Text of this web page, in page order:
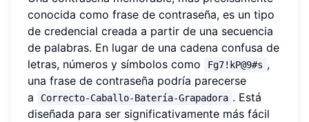
conocida como frase de contraseña, es un tipo
de credencial creada a partir de una secuencia
de palabras. En lugar de una cadena confusa de
letras, números y símbolos como
Fg7!kP@9#s ,
una frase de contraseña podría parecerse
a
Correcto-Caballo-Batería-Grapadora . Está
diseñada para ser significativamente más fácil